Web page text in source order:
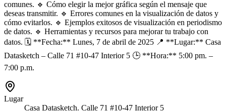
comunes. 🔹 Cómo elegir la mejor gráfica según el mensaje que
deseas transmitir. 🔹 Errores comunes en la visualización de datos y
cómo evitarlos. 🔹 Ejemplos exitosos de visualización en periodismo
de datos. 🔹 Herramientas y recursos para mejorar tu trabajo con
datos. 🗓 **Fecha:** Lunes, 7 de abril de 2025 📍 **Lugar:** Casa
Datasketch – Calle 71 #10-47 Interior 5 🕒 **Hora:** 5:00 pm. –
7:00 p.m.
Lugar
Casa Datasketch. Calle 71 #10-47 Interior 5